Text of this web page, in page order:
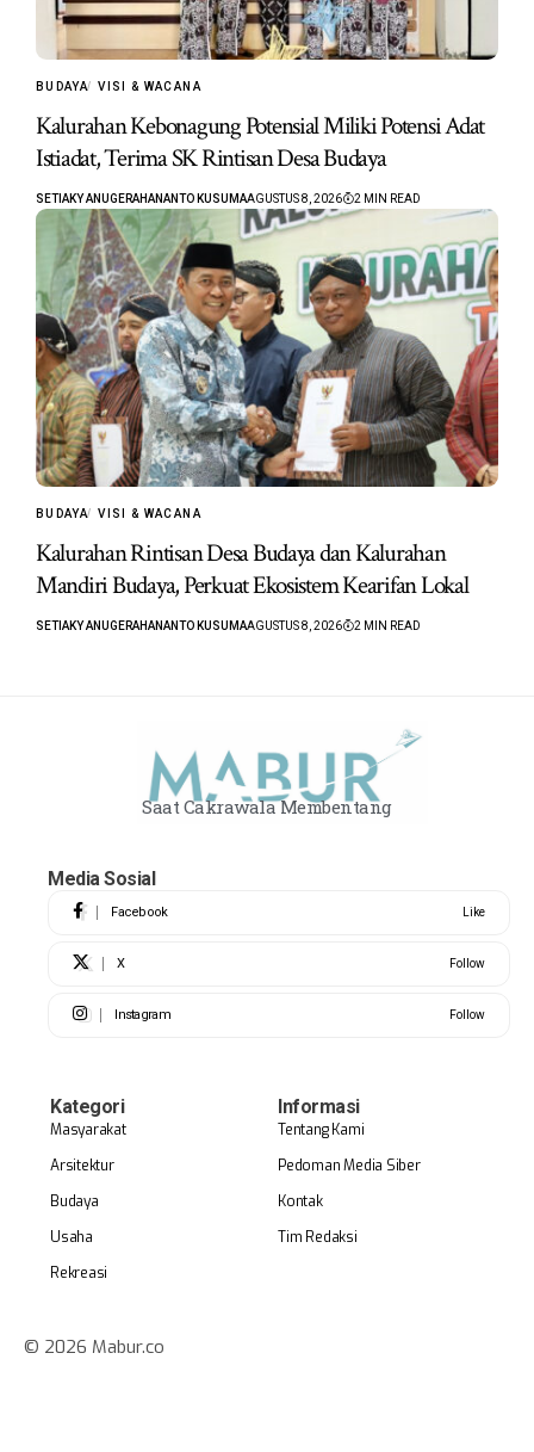
BUDAYA VISI & WACANA
Kalurahan Kebonagung Potensial Miliki Potensi Adat
Istiadat, Terima SK Rintisan Desa Budaya
SETIAKY ANUGERAHANANTO KUSUMAAGUSTUS 8, 2026 2 MIN READ
BUDAYA VISI & WACANA
Kalurahan Rintisan Desa Budaya dan Kalurahan
Mandiri Budaya, Perkuat Ekosistem Kearifan Lokal
SETIAKY ANUGERAHANANTO KUSUMAAGUSTUS 8, 2026 2 MIN READ
Saat Cakrawala Membentang
Media Sosial
Facebook Like
X Follow
Instagram Follow
Kategori
Masyarakat
Arsitektur
Budaya
Usaha
Rekreasi
Informasi
Tentang Kami
Pedoman Media Siber
Kontak
Tim Redaksi
© 2026 Mabur.co